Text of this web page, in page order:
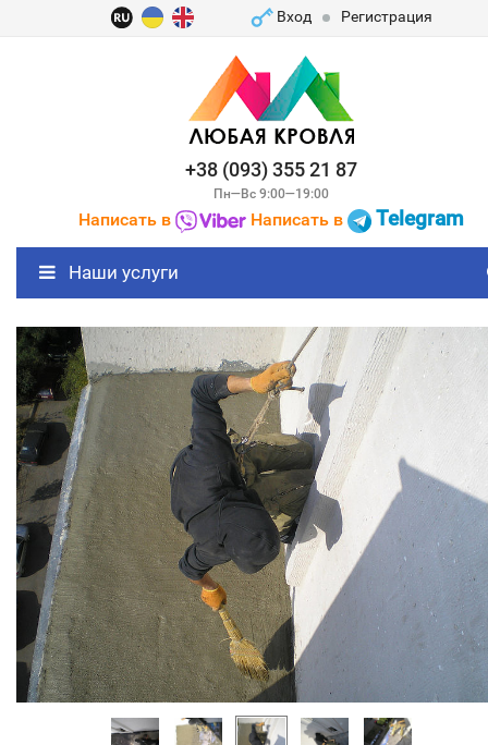
Вход Регистрация
+38 (093) 355 21 87
Пн—Вс 9:00—19:00
Написать в Написать в Telegram
Наши услуги